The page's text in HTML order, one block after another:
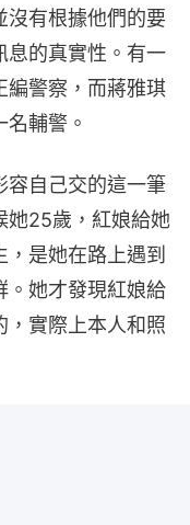
沒有根據他們的要
息的真實性。有一
編警察，而蔣雅琪
輔警。
容自己交的這一筆
她25歲，紅娘給她
是她在路上遇到
。她才發現紅娘給
，實際上本人和照